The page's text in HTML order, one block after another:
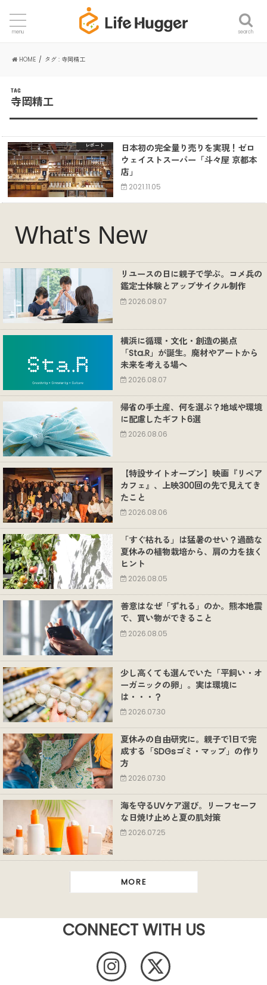
search
menu
HOME タグ : 寺岡精工
TAG
寺岡精工
レポート
日本初の完全量り売りを実現！ゼロ
ウェイストスーパー「斗々屋 京都本
店」
2021.11.05
What's New
リユースの日に親子で学ぶ。コメ兵の
鑑定士体験とアップサイクル制作
2026.08.07
横浜に循環・文化・創造の拠点
「Sta.R」が誕生。廃材やアートから
未来を考える場へ
2026.08.07
帰省の手土産、何を選ぶ？地域や環境
に配慮したギフト6選
2026.08.06
【特設サイトオープン】映画『リペア
カフェ』、上映300回の先で見えてき
たこと
2026.08.06
「すぐ枯れる」は猛暑のせい？過酷な
夏休みの植物栽培から、肩の力を抜く
ヒント
2026.08.05
善意はなぜ「ずれる」のか。熊本地震
で、買い物ができること
2026.08.05
少し高くても選んでいた「平飼い・オ
ーガニックの卵」。実は環境に
は・・・？
2026.07.30
夏休みの自由研究に。親子で1日で完
成する「SDGsゴミ・マップ」の作り
方
2026.07.30
海を守るUVケア選び。リーフセーフ
な日焼け止めと夏の肌対策
2026.07.25
MORE
CONNECT WITH US